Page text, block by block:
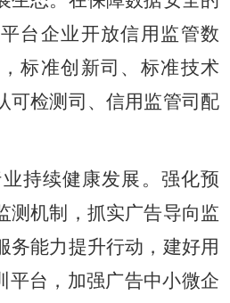
台企业开放信用监管数
标准创新司、标准技术
可检测司、信用监管司配
持续健康发展。强化预
测机制，抓实广告导向监
务能力提升行动，建好用
平台，加强广告中小微企